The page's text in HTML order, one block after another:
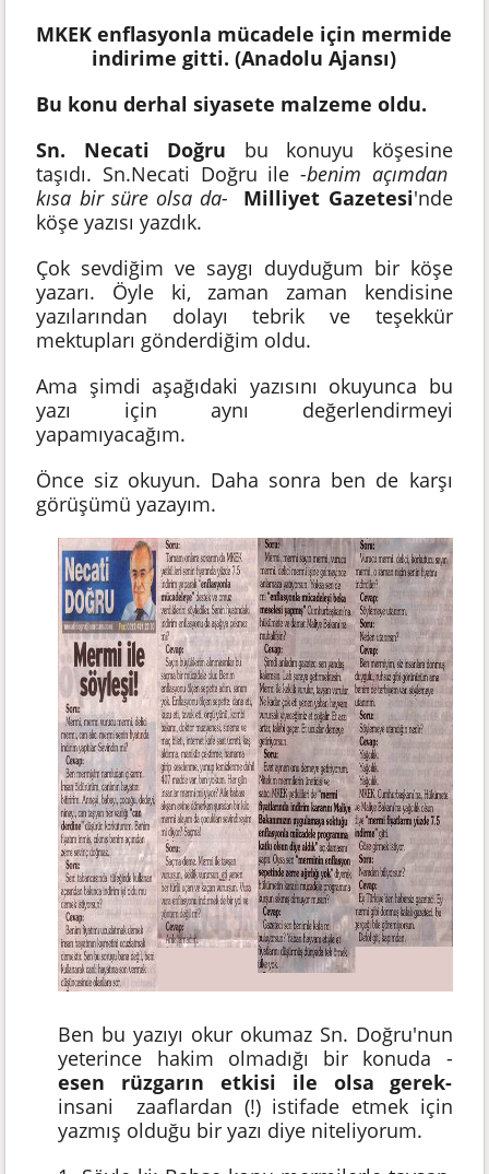
MKEK enflasyonla mücadele için mermide
indirime gitti. (Anadolu Ajansı)
Bu konu derhal siyasete malzeme oldu.
Sn. Necati Doğru bu konuyu köşesine
taşıdı. Sn.Necati Doğru ile -benim açımdan
kısa bir süre olsa da-
Milliyet Gazetesi'nde
köşe yazısı yazdık.
Çok sevdiğim ve saygı duyduğum bir köşe
yazarı. Öyle ki, zaman zaman kendisine
yazılarından dolayı tebrik ve teşekkür
mektupları gönderdiğim oldu.
Ama şimdi aşağıdaki yazısını okuyunca bu
yazı için aynı değerlendirmeyi
yapamıyacağım.
Önce siz okuyun. Daha sonra ben de karşı
görüşümü yazayım.
Ben bu yazıyı okur okumaz Sn. Doğru'nun
yeterince hakim olmadığı bir konuda -
esen rüzgarın etkisi ile olsa gerek-
insani zaaflardan (!) istifade etmek için
yazmış olduğu bir yazı diye niteliyorum.